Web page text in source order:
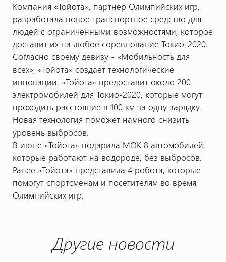
Компания «Тойота», партнер Олимпийских игр,
разработала новое транспортное средство для
людей с ограниченными возможностями, которое
доставит их на любое соревнование Токио-2020.
Согласно своему девизу - «Мобильность для
всех», «Тойота» создает технологические
инновации. «Тойота» предоставит около 200
электромобилей для Токио-2020, которые могут
проходить расстояние в 100 км за одну зарядку.
Новая технология поможет намного снизить
уровень выбросов.
В июне «Тойота» подарила МОК 8 автомобилей,
которые работают на водороде, без выбросов.
Ранее «Тойота» представила 4 робота, которые
помогут спортсменам и посетителям во время
Олимпийских игр.
Другие новости